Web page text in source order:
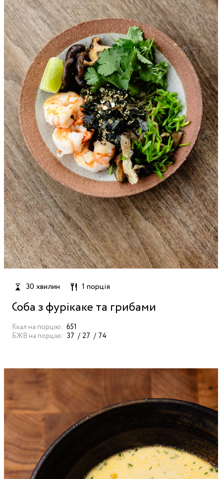
30 хвилин 1 порція
Соба з фурікаке та грибами
Ккал на порцію: 651
БЖВ на порцію: 37 27 74